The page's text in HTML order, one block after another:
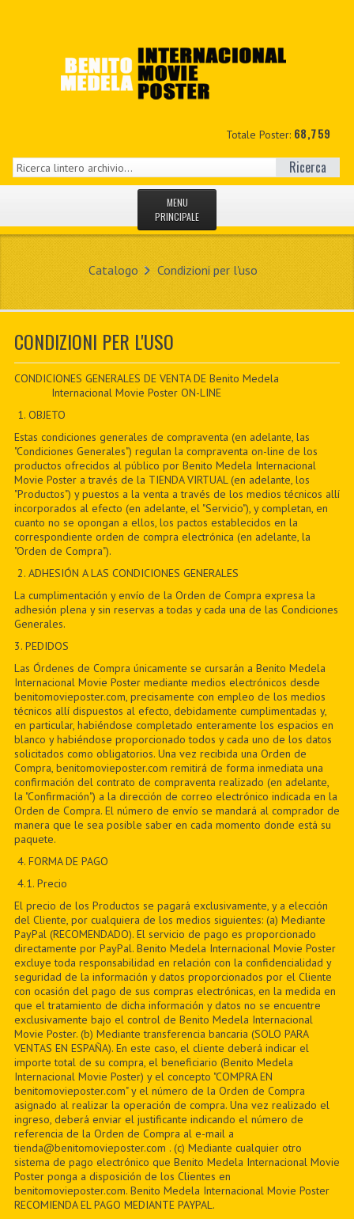
Totale Poster: 68,759
Ricerca
MENU
PRINCIPALE
IL MIO CONTO
CONTATTO
PDF BOOKS
Catalogo Condizioni per l'uso
CONDIZIONI PER L'USO
CONDICIONES GENERALES DE VENTA DE Benito Medela
Internacional Movie Poster ON-LINE
1. OBJETO
Estas condiciones generales de compraventa (en adelante, las
"Condiciones Generales") regulan la compraventa on-line de los
productos ofrecidos al público por Benito Medela Internacional
Movie Poster a través de la TIENDA VIRTUAL (en adelante, los
"Productos") y puestos a la venta a través de los medios técnicos allí
incorporados al efecto (en adelante, el "Servicio"), y completan, en
cuanto no se opongan a ellos, los pactos establecidos en la
correspondiente orden de compra electrónica (en adelante, la
"Orden de Compra").
2. ADHESIÓN A LAS CONDICIONES GENERALES
La cumplimentación y envío de la Orden de Compra expresa la
adhesión plena y sin reservas a todas y cada una de las Condiciones
Generales.
3. PEDIDOS
Las Órdenes de Compra únicamente se cursarán a Benito Medela
Internacional Movie Poster mediante medios electrónicos desde
benitomovieposter.com, precisamente con empleo de los medios
técnicos allí dispuestos al efecto, debidamente cumplimentadas y,
en particular, habiéndose completado enteramente los espacios en
blanco y habiéndose proporcionado todos y cada uno de los datos
solicitados como obligatorios. Una vez recibida una Orden de
Compra, benitomovieposter.com remitirá de forma inmediata una
confirmación del contrato de compraventa realizado (en adelante,
la "Confirmación") a la dirección de correo electrónico indicada en la
Orden de Compra. El número de envío se mandará al comprador de
manera que le sea posible saber en cada momento donde está su
paquete.
4. FORMA DE PAGO
4.1. Precio
El precio de los Productos se pagará exclusivamente, y a elección
del Cliente, por cualquiera de los medios siguientes: (a) Mediante
PayPal (RECOMENDADO). El servicio de pago es proporcionado
directamente por PayPal. Benito Medela Internacional Movie Poster
excluye toda responsabilidad en relación con la confidencialidad y
seguridad de la información y datos proporcionados por el Cliente
con ocasión del pago de sus compras electrónicas, en la medida en
que el tratamiento de dicha información y datos no se encuentre
exclusivamente bajo el control de Benito Medela Internacional
Movie Poster. (b) Mediante transferencia bancaria (SOLO PARA
VENTAS EN ESPAÑA). En este caso, el cliente deberá indicar el
importe total de su compra, el beneficiario (Benito Medela
Internacional Movie Poster) y el concepto "COMPRA EN
benitomovieposter.com" y el número de la Orden de Compra
asignado al realizar la operación de compra. Una vez realizado el
ingreso, deberá enviar el justificante indicando el número de
referencia de la Orden de Compra al e-mail a
tienda@benitomovieposter.com . (c) Mediante cualquier otro
sistema de pago electrónico que Benito Medela Internacional Movie
Poster ponga a disposición de los Clientes en
benitomovieposter.com. Benito Medela Internacional Movie Poster
RECOMIENDA EL PAGO MEDIANTE PAYPAL.